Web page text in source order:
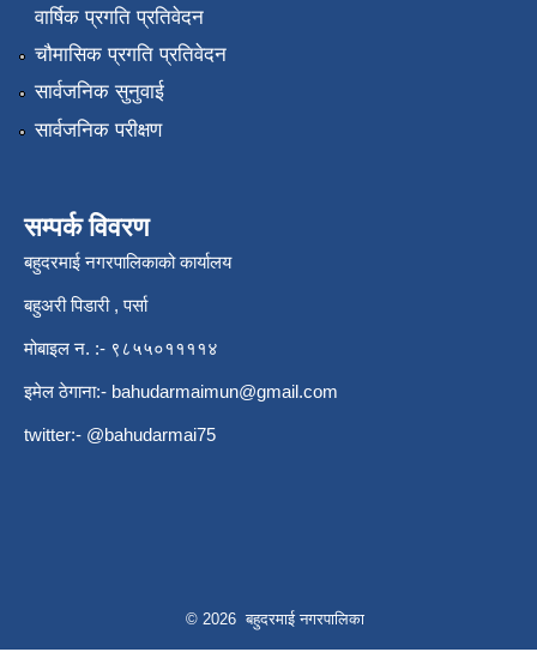
वार्षिक प्रगति प्रतिवेदन
चौमासिक प्रगति प्रतिवेदन
सार्वजनिक सुनुवाई
सार्वजनिक परीक्षण
सम्पर्क विवरण
बहुदरमाई नगरपालिकाको कार्यालय
बहुअरी पिडारी , पर्सा
मोबाइल न. :- ९८५५०११११४
इमेल ठेगाना:- bahudarmaimun@gmail.com
twitter:- @bahudarmai75
© 2026 बहुदरमाई नगरपालिका